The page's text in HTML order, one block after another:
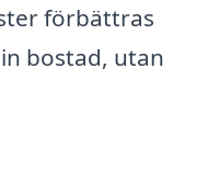
förbättras
bostad, utan